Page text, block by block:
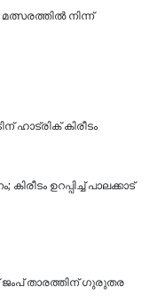
നിന്ന്
ഹാട്രിക് കിരീടം
ഉറപ്പിച്ച് പാലക്കാട്
താരത്തിന് ഗുരുതര